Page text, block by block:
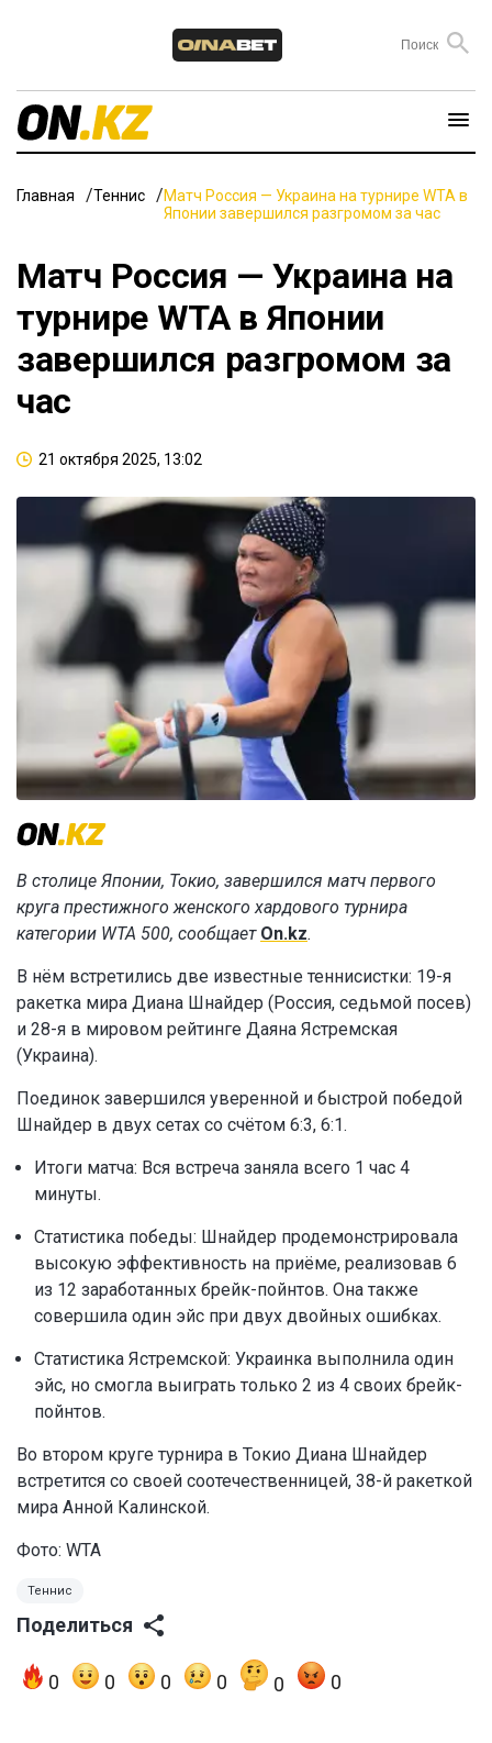
Главная Теннис
Матч Россия — Украина на турнире WTA в
Японии завершился разгромом за час
Матч Россия — Украина на
турнире WTA в Японии
завершился разгромом за
час
21 октября 2025, 13:02
В столице Японии, Токио, завершился матч первого
круга престижного женского хардового турнира
категории WTA 500, сообщает On.kz.
В нём встретились две известные теннисистки: 19-я
ракетка мира Диана Шнайдер (Россия, седьмой посев)
и 28-я в мировом рейтинге Даяна Ястремская
(Украина).
Поединок завершился уверенной и быстрой победой
Шнайдер в двух сетах со счётом 6:3, 6:1.
Итоги матча: Вся встреча заняла всего 1 час 4
минуты.
Статистика победы: Шнайдер продемонстрировала
высокую эффективность на приёме, реализовав 6
из 12 заработанных брейк-пойнтов. Она также
совершила один эйс при двух двойных ошибках.
Статистика Ястремской: Украинка выполнила один
эйс, но смогла выиграть только 2 из 4 своих брейк-
пойнтов.
Во втором круге турнира в Токио Диана Шнайдер
встретится со своей соотечественницей, 38-й ракеткой
мира Анной Калинской.
Фото: WTA
Теннис
Поделиться
0 0 0 0 0 0